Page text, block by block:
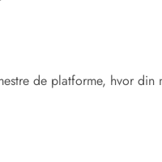
de platforme, hvor din